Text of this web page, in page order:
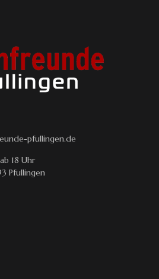
pfullingen.de
18 Uhr
Pfullingen